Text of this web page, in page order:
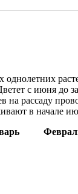
однолетних
с июня до
рассаду
в начале